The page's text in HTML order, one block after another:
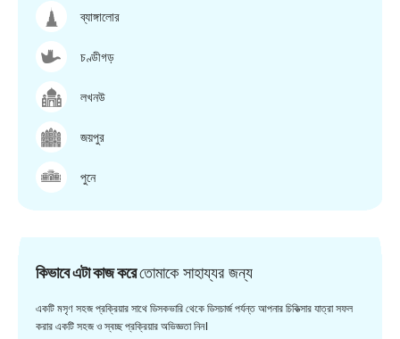
ব্যাঙ্গালোর
চণ্ডীগড়
লখনউ
জয়পুর
পুনে
কিভাবে এটা কাজ করেতোমাকে সাহায্যর জন্য
একটি মসৃণ সহজ প্রক্রিয়ার সাথে ডিসকভারি থেকে ডিসচার্জ পর্যন্ত আপনার চিকিত্সার যাত্রা সফল
করার একটি সহজ ও স্বচ্ছ প্রক্রিয়ার অভিজ্ঞতা নিন।